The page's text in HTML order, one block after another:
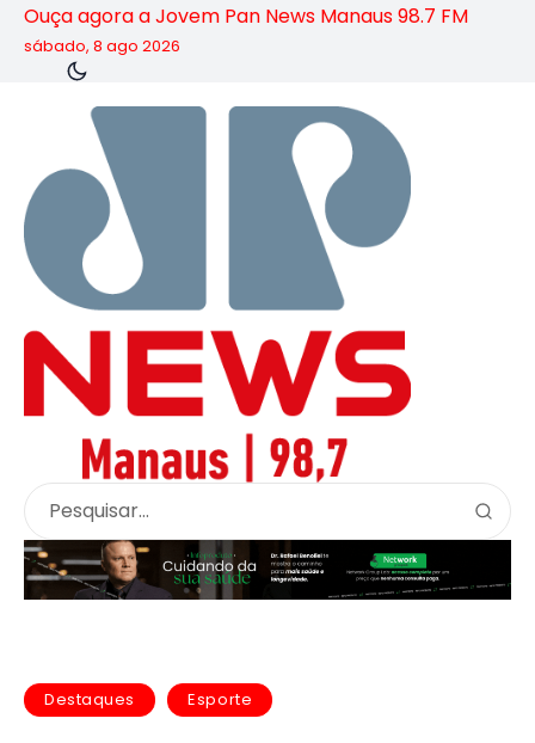
Ouça agora a Jovem Pan News Manaus 98.7 FM
sábado, 8 ago 2026
Destaques Esporte